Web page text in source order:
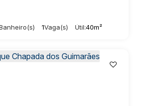
1Vaga(s) Útil:40m²